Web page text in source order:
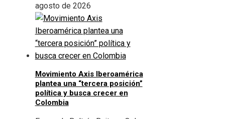
agosto de 2026
Movimiento Axis Iberoamérica
plantea una “tercera posición”
política y busca crecer en
Colombia